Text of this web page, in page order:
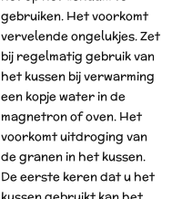
gebruiken. Het voorkomt
vervelende ongelukjes. Zet
bij regelmatig gebruik van
het kussen bij verwarming
een kopje water in de
magnetron of oven. Het
voorkomt uitdroging van
de granen in het kussen.
De eerste keren dat u het